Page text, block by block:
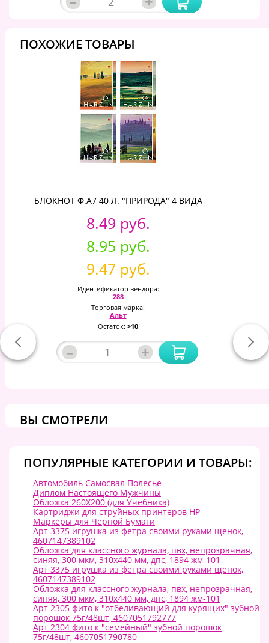
ПОХОЖИЕ ТОВАРЫ
БЛОКНОТ Ф.А7 40 Л. "ПРИРОДА" 4 ВИДА
8.49 руб.
8.95 руб.
9.47 руб.
Идентификатор вендора:
288
Торговая марка:
Альт
Остаток: >10
– +
ВЫ СМОТРЕЛИ
ПОПУЛЯРНЫЕ КАТЕГОРИИ И ТОВАРЫ:
Автомобиль Самосвал Полесье
Диплом Настоящего Мужчины
Обложка 260Х200 (для Учебника)
Картриджи для струйных принтеров HP
Маркеры для Черной Бумаги
Арт 3375 игрушка из фетра своими руками щенок,
4607147389102
Обложка для классного журнала, пвх, непрозрачная,
синяя, 300 мкм, 310х440 мм, дпс, 1894 жм-101
Арт 3375 игрушка из фетра своими руками щенок,
4607147389102
Обложка для классного журнала, пвх, непрозрачная,
синяя, 300 мкм, 310х440 мм, дпс, 1894 жм-101
Арт 2305 фито к "отбеливающий для курящих" зубной
порошок 75г/48шт, 4607051792777
Арт 2304 фито к "семейный" зубной порошок
75г/48шт, 4607051790780